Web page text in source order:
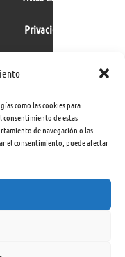
como las cookies para
consentimiento de estas
de navegación o las
el consentimiento, puede afectar
Privacidad